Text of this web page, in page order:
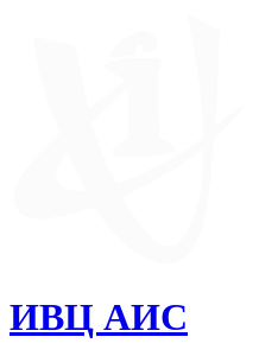
ИВЦ АИС